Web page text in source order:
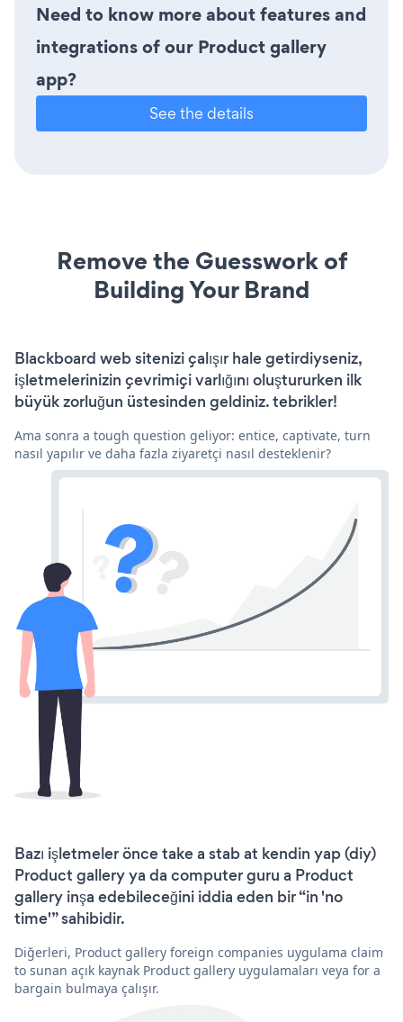
Need to know more about features and
integrations of our Product gallery
app?
See the details
Remove the Guesswork of
Building Your Brand
Blackboard web sitenizi çalışır hale getirdiyseniz,
işletmelerinizin çevrimiçi varlığını oluştururken ilk
büyük zorluğun üstesinden geldiniz. tebrikler!
Ama sonra a tough question geliyor: entice, captivate, turn
nasıl yapılır ve daha fazla ziyaretçi nasıl desteklenir?
Bazı işletmeler önce take a stab at kendin yap (diy)
Product gallery ya da computer guru a Product
gallery inşa edebileceğini iddia eden bir “in 'no
time'” sahibidir.
Diğerleri, Product gallery foreign companies uygulama claim
to sunan açık kaynak Product gallery uygulamaları veya for a
bargain bulmaya çalışır.